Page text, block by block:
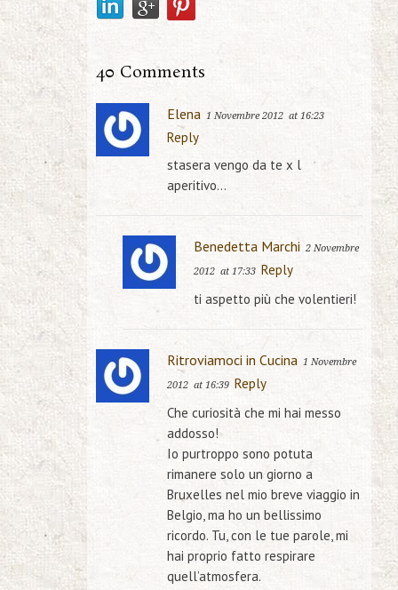
40 Comments
Elena 1 Novembre 2012 at 16:23
Reply
stasera vengo da te x l
aperitivo…
Benedetta Marchi 2 Novembre
2012 at 17:33 Reply
ti aspetto più che volentieri!
Ritroviamoci in Cucina 1 Novembre
2012 at 16:39 Reply
Che curiosità che mi hai messo
addosso!
Io purtroppo sono potuta
rimanere solo un giorno a
Bruxelles nel mio breve viaggio in
Belgio, ma ho un bellissimo
ricordo. Tu, con le tue parole, mi
hai proprio fatto respirare
quell’atmosfera.